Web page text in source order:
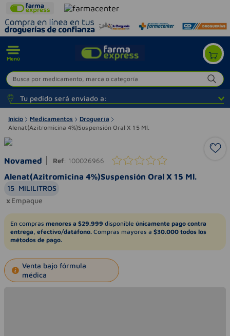
Menú
Busca por medicamento, marca o categoría
Tu pedido será enviado a:
Inicio Medicamentos
Droguería
Alenat(Azitromicina 4%)Suspensión Oral X 15 Ml.
Novamed Ref: 100026966
Alenat(Azitromicina 4%)Suspensión Oral X 15 Ml.
15 MILILITROS
Empaque
En compras menores a $29.999 disponible únicamente pago contra
entrega, efectivo/datáfono. Compras mayores a $30.000 todos los
métodos de pago.
Venta bajo fórmula
médica